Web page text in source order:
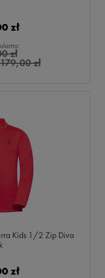
zł
zł
179,00 zł
Kids 1/2 Zip Diva
zł